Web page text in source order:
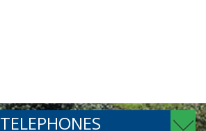
TELEPHONES